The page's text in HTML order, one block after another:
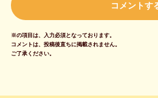
※の項目は、入力必須となっております。
コメントは、投稿後直ちに掲載されません。
ご了承ください。